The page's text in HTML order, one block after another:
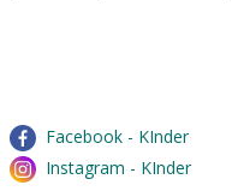
Facebook - KInder
Instagram - KInder